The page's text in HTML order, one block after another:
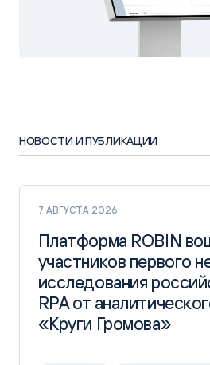
НОВОСТИ И ПУБЛИКАЦИИ
7 АВГУСТА 2026
Платформа ROBIN
участников первого
исследования
RPA от
«Круги Громова»
Платформа ROBIN
участников первого
исследования
RPA от
«Круги Громова»